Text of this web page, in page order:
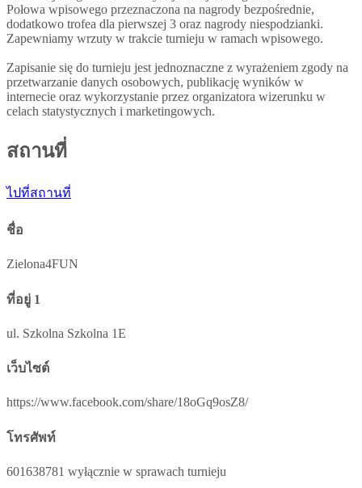
Połowa wpisowego przeznaczona na nagrody bezpośrednie,
dodatkowo trofea dla pierwszej 3 oraz nagrody niespodzianki.
Zapewniamy wrzuty w trakcie turnieju w ramach wpisowego.
Zapisanie się do turnieju jest jednoznaczne z wyrażeniem zgody na
przetwarzanie danych osobowych, publikację wyników w
internecie oraz wykorzystanie przez organizatora wizerunku w
celach statystycznych i marketingowych.
สถานที่
ไปที่สถานที่
ชื่อ
Zielona4FUN
ที่อยู่ 1
ul. Szkolna Szkolna 1E
เว็บไซต์
https://www.facebook.com/share/18oGq9osZ8/
โทรศัพท์
601638781 wyłącznie w sprawach turnieju